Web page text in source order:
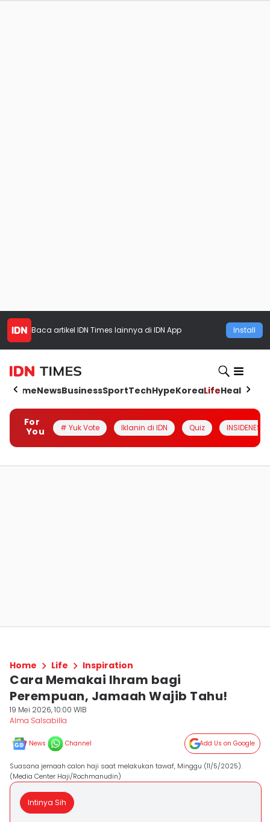
Baca artikel IDN Times lainnya di IDN App Install
HomeNewsBusinessSportTechHypeKoreaLifeHealth
For
You
# Yuk Vote Iklanin di IDN Quiz INSIDENESIA
Home Life Inspiration
Cara Memakai Ihram bagi
Perempuan, Jamaah Wajib Tahu!
19 Mei 2026, 10:00 WIB
Alma Salsabilla
News Channel Add Us on Google
Suasana jemaah calon haji saat melakukan tawaf, Minggu (11/5/2025).
(Media Center Haji/Rochmanudin)
Intinya Sih